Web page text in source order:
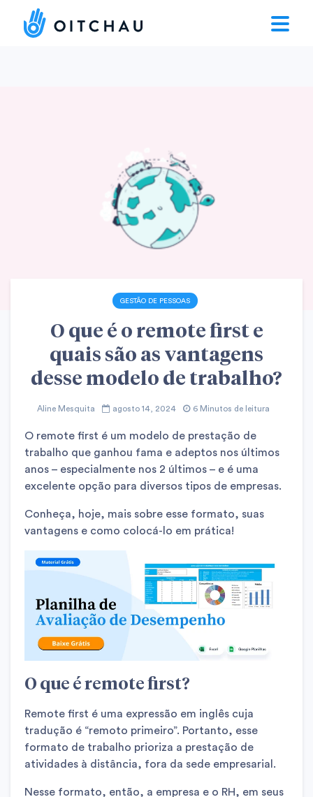
GESTÃO DE PESSOAS
O que é o remote first e
quais são as vantagens
desse modelo de trabalho?
Aline Mesquita agosto 14, 2024 6 Minutos de leitura
O remote first é um modelo de prestação de
trabalho que ganhou fama e adeptos nos últimos
anos – especialmente nos 2 últimos – e é uma
excelente opção para diversos tipos de empresas.
Conheça, hoje, mais sobre esse formato, suas
vantagens e como colocá-lo em prática!
O que é remote first?
Remote first é uma expressão em inglês cuja
tradução é “remoto primeiro”. Portanto, esse
formato de trabalho prioriza a prestação de
atividades à distância, fora da sede empresarial.
Nesse formato, então, a empresa e o RH, em seus